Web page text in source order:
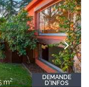
m2
DEMANDE
D'INFOS